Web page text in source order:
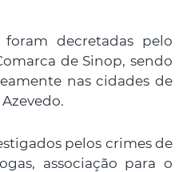
decretadas pelo
de Sinop, sendo
nas cidades de
pelos crimes de
associação para o